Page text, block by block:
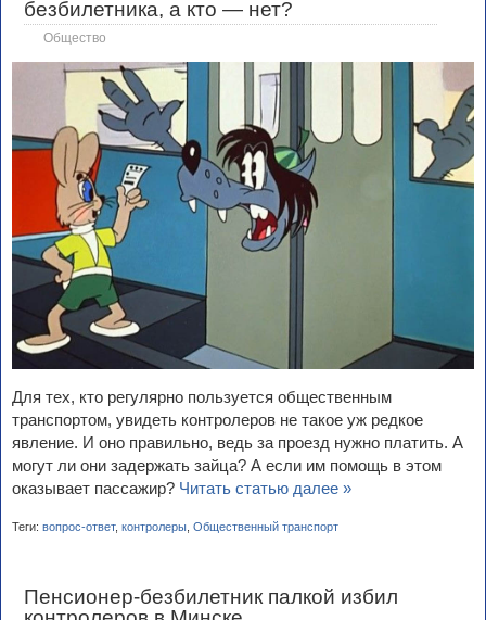
безбилетника, а кто — нет?
Общество
Для тех, кто регулярно пользуется общественным
транспортом, увидеть контролеров не такое уж редкое
явление. И оно правильно, ведь за проезд нужно платить. А
могут ли они задержать зайца? А если им помощь в этом
оказывает пассажир? Читать статью далее »
Теги: вопрос-ответ, контролеры Общественный транспорт
Пенсионер-безбилетник палкой избил